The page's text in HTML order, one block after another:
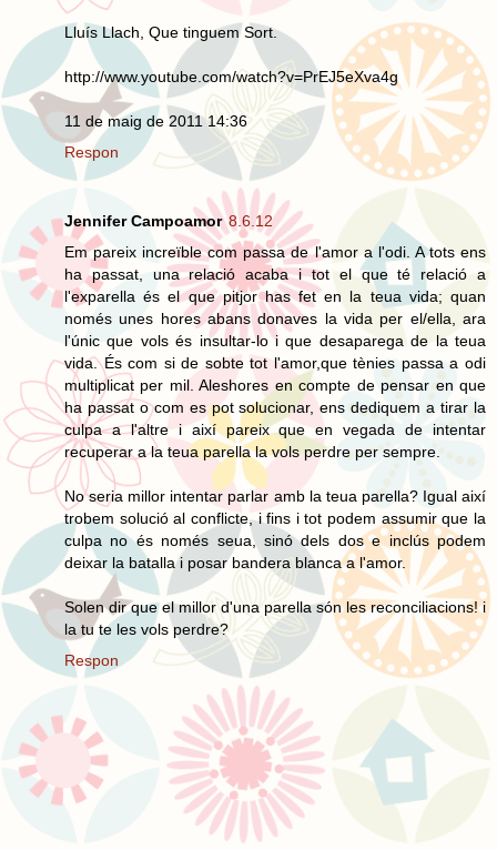
Lluís Llach, Que tinguem Sort.
http://www.youtube.com/watch?v=PrEJ5eXva4g
11 de maig de 2011 14:36
Respon
Jennifer Campoamor 8.6.12
Em pareix increïble com passa de l'amor a l'odi. A tots ens
ha passat, una relació acaba i tot el que té relació a
l'exparella és el que pitjor has fet en la teua vida; quan
només unes hores abans donaves la vida per el/ella, ara
l'únic que vols és insultar-lo i que desaparega de la teua
vida. És com si de sobte tot l'amor,que tènies passa a odi
multiplicat per mil. Aleshores en compte de pensar en que
ha passat o com es pot solucionar, ens dediquem a tirar la
culpa a l'altre i així pareix que en vegada de intentar
recuperar a la teua parella la vols perdre per sempre.
No seria millor intentar parlar amb la teua parella? Igual així
trobem solució al conflicte, i fins i tot podem assumir que la
culpa no és només seua, sinó dels dos e inclús podem
deixar la batalla i posar bandera blanca a l'amor.
Solen dir que el millor d'una parella són les reconciliacions! i
la tu te les vols perdre?
Respon